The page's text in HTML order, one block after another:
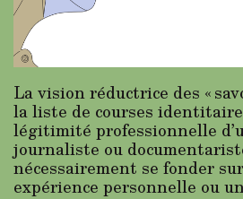
La vision réductrice des «
la liste de courses
légitimité professionnelle
journaliste ou
nécessairement se fonder
expérience personnelle ou